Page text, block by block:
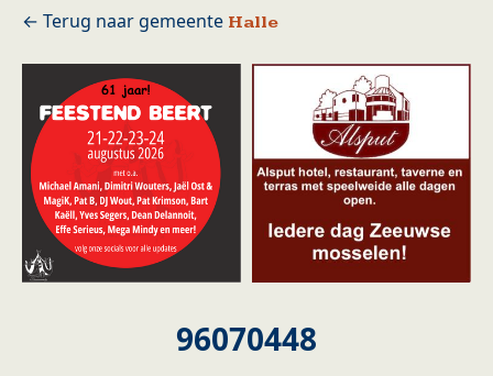
Halle
96070448